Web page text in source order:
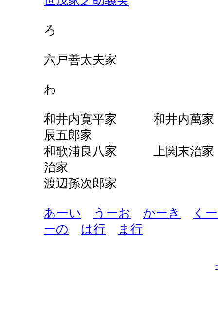
ろ
六戸善太夫家
わ
和井内寛平家 和井
辰五郎家
和歌浦良八家 上関
治家
渡辺孫次郎家
あーい うーお かーき
く
ーの
は行 ま行